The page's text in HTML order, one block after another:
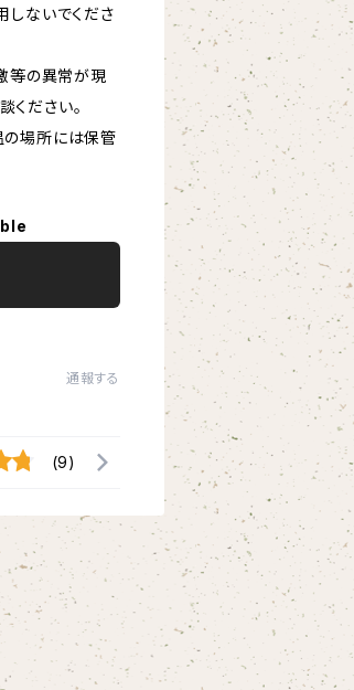
しないでくださ
等の異常が現
ださい。
場所には保管
通報する
(9)